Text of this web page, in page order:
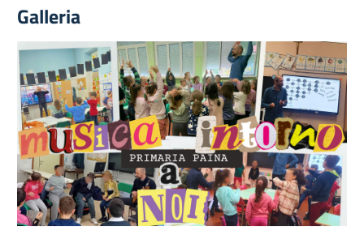
Galleria